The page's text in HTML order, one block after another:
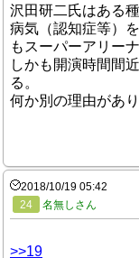
沢田研二氏はある
病気（認知症等）
もスーパーアリーナ
しかも開演時間間
る。
何か別の理由があ
2018/10/19 05:42
24
名無しさん
>>19